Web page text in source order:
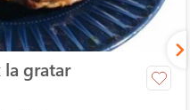
la gratar